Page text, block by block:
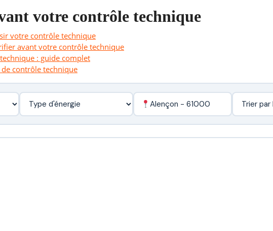
votre contrôle technique
votre contrôle technique
avant votre contrôle technique
: guide complet
contrôle technique
Alençon - 61000